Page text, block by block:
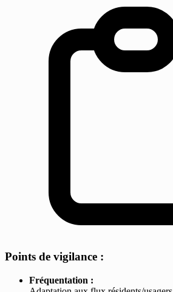
Points de vigilance :
Fréquentation :